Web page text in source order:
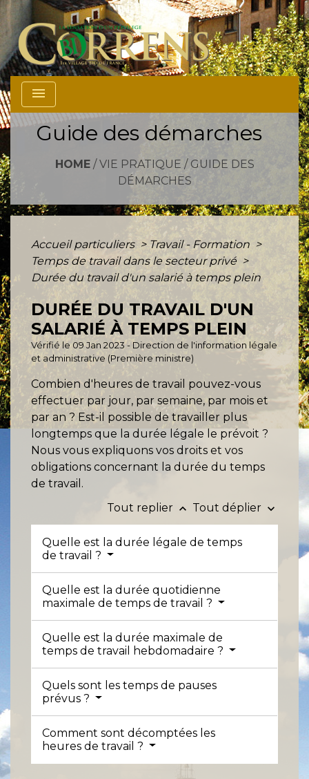
menu
Guide des démarches
HOME/ VIE PRATIQUE / GUIDE DES
DÉMARCHES
Accueil particuliers > Travail - Formation >
Temps de travail dans le secteur privé >
Durée du travail d'un salarié à temps plein
DURÉE DU TRAVAIL D'UN
SALARIÉ À TEMPS PLEIN
Vérifié le 09 Jan 2023 - Direction de l'information légale
et administrative (Première ministre)
Combien d'heures de travail pouvez-vous
effectuer par jour, par semaine, par mois et
par an ? Est-il possible de travailler plus
longtemps que la durée légale le prévoit ?
Nous vous expliquons vos droits et vos
obligations concernant la durée du temps
de travail.
Tout replier keyboard_arrow_up Tout déplier keyboard_arrow_down
Quelle est la durée légale de temps
de travail ?
Quelle est la durée quotidienne
maximale de temps de travail ?
Quelle est la durée maximale de
temps de travail hebdomadaire ?
Quels sont les temps de pauses
prévus ?
Comment sont décomptées les
heures de travail ?